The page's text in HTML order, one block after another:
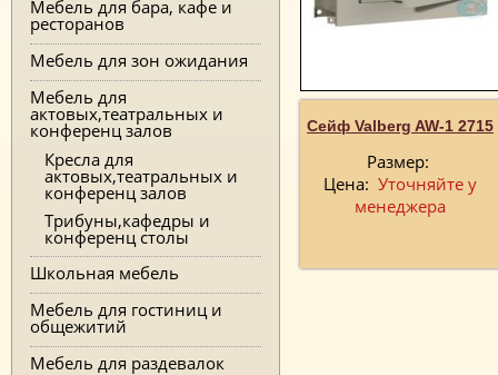
Мебель для бара, кафе и
ресторанов
Мебель для зон ожидания
Мебель для
актовых,театральных и
конференц залов
Кресла для
актовых,театральных и
конференц залов
Трибуны,кафедры и
конференц столы
Школьная мебель
Мебель для гостиниц и
общежитий
Мебель для раздевалок
Сейф Valberg AW-1 2715
Размер:
Цена: Уточняйте у
менеджера